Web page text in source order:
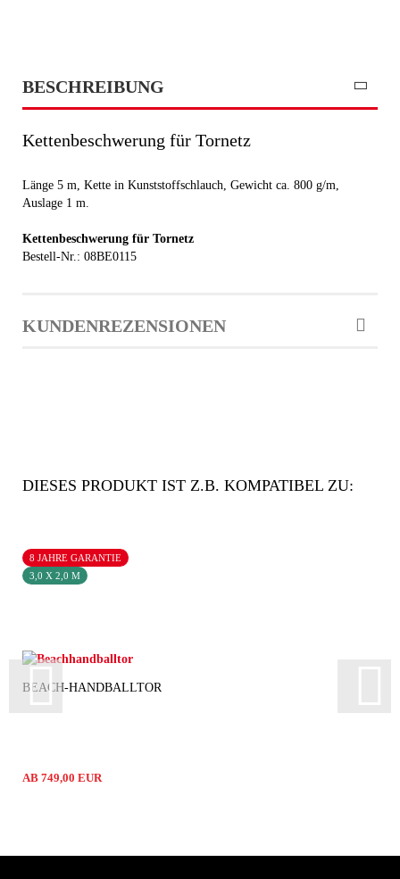
BESCHREIBUNG
Kettenbeschwerung für Tornetz
Länge 5 m, Kette in Kunststoffschlauch, Gewicht ca. 800 g/m,
Auslage 1 m.
Kettenbeschwerung für Tornetz
Bestell-Nr.: 08BE0115
KUNDENREZENSIONEN
DIESES PRODUKT IST Z.B. KOMPATIBEL ZU:
8 JAHRE GARANTIE
3,0 X 2,0 M
BEACH-HANDBALLTOR
AB 749,00 EUR